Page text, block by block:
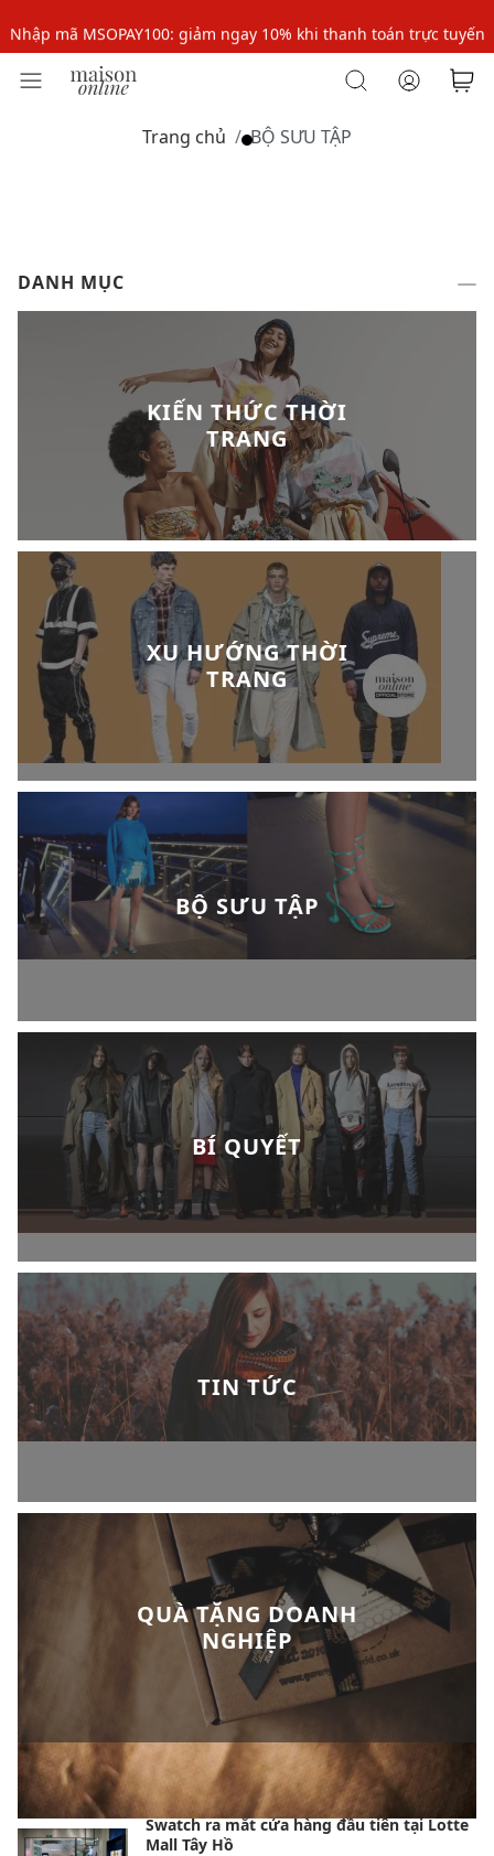
Nhập mã MSOPAY100: giảm ngay 10% khi thanh toán trực tuyến
Nhập mã: MSOXINCHAO - Giảm 10% đơn đầu cho thành viên mới!
Nhập mã: MSOXINCHAO - Giảm 10% đơn đầu cho thành viên mới!
Trang chủ BỘ SƯU TẬP
DANH MỤC
KIẾN THỨC THỜI
TRANG
XU HƯỚNG THỜI
TRANG
BỘ SƯU TẬP
BÍ QUYẾT
TIN TỨC
QUÀ TẶNG DOANH
NGHIỆP
BÀI VIẾT NỔI BẬT
Swatch ra mắt cửa hàng đầu tiên tại Lotte
Mall Tây Hồ